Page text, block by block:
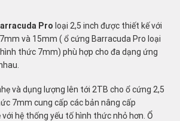
Pro loại 2,5 inch được thiết kế với
và 15mm ( ổ cứng Barracuda Pro loại
thức 7mm) phù hợp cho đa dạng ứng
và dụng lượng lên tới 2TB cho ổ cứng 2,5
7mm cung cấp các bản nâng cấp
với hệ thống yếu tố hình thức nhỏ hơn. Ổ